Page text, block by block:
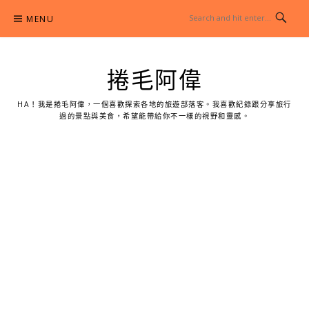
content
MENU
捲毛阿偉
HA！我是捲毛阿偉，一個喜歡探索各地的旅遊部落客。我喜歡紀錄跟分享旅行
過的景點與美食，希望能帶給你不一樣的視野和靈感。